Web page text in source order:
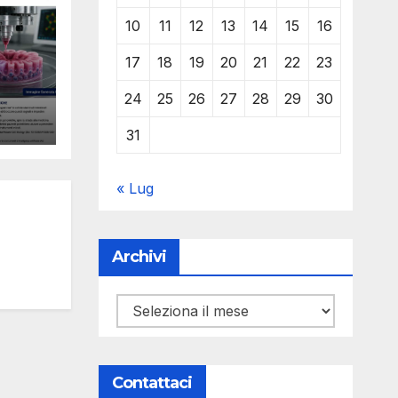
e
10 11 12 13 14 15 16
17 18 19 20 21 22 23
24 25 26 27 28 29 30
31
« Lug
Archivi
Archivi
Contattaci